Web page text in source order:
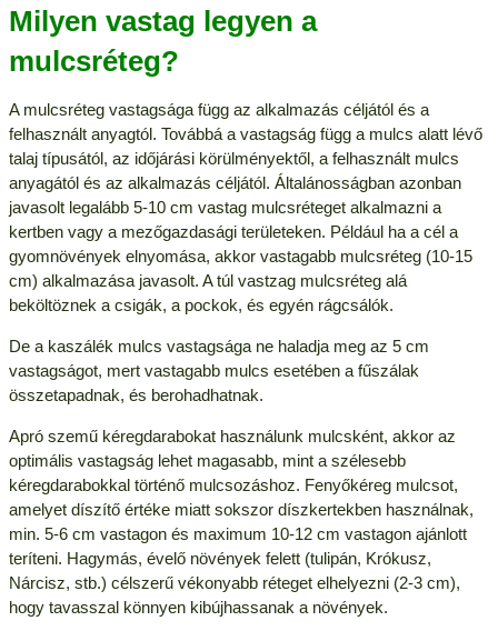
Milyen vastag legyen a
mulcsréteg?
A mulcsréteg vastagsága függ az alkalmazás céljától és a
felhasznált anyagtól. Továbbá a vastagság függ a mulcs alatt lévő
talaj típusától, az időjárási körülményektől, a felhasznált mulcs
anyagától és az alkalmazás céljától. Általánosságban azonban
javasolt legalább 5-10 cm vastag mulcsréteget alkalmazni a
kertben vagy a mezőgazdasági területeken. Például ha a cél a
gyomnövények elnyomása, akkor vastagabb mulcsréteg (10-15
cm) alkalmazása javasolt. A túl vastzag mulcsréteg alá
beköltöznek a csigák, a pockok, és egyén rágcsálók.
De a kaszálék mulcs vastagsága ne haladja meg az 5 cm
vastagságot, mert vastagabb mulcs esetében a fűszálak
összetapadnak, és berohadhatnak.
Apró szemű kéregdarabokat használunk mulcsként, akkor az
optimális vastagság lehet magasabb, mint a szélesebb
kéregdarabokkal történő mulcsozáshoz. Fenyőkéreg mulcsot,
amelyet díszítő értéke miatt sokszor díszkertekben használnak,
min. 5-6 cm vastagon és maximum 10-12 cm vastagon ajánlott
teríteni. Hagymás, évelő növények felett (tulipán, Krókusz,
Nárcisz, stb.) célszerű vékonyabb réteget elhelyezni (2-3 cm),
hogy tavasszal könnyen kibújhassanak a növények.